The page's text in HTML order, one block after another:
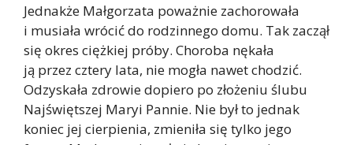
Jednakże Małgorzata poważnie zachorowała
i musiała wrócić do rodzinnego domu. Tak zaczął
się okres ciężkiej próby. Choroba nękała
ją przez cztery lata, nie mogła nawet chodzić.
Odzyskała zdrowie dopiero po złożeniu ślubu
Najświętszej Maryi Pannie. Nie był to jednak
koniec jej cierpienia, zmieniła się tylko jego